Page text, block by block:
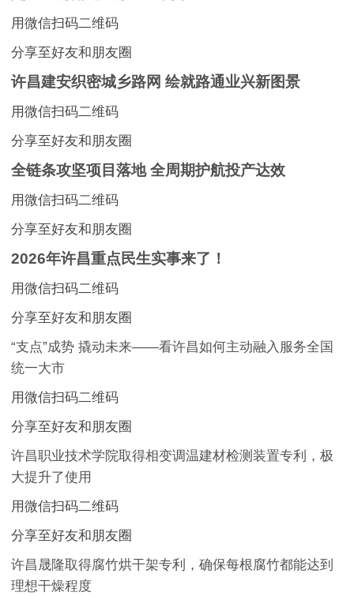
用微信扫码二维码
分享至好友和朋友圈
许昌建安织密城乡路网 绘就路通业兴新图景
用微信扫码二维码
分享至好友和朋友圈
全链条攻坚项目落地 全周期护航投产达效
用微信扫码二维码
分享至好友和朋友圈
2026年许昌重点民生实事来了！
用微信扫码二维码
分享至好友和朋友圈
“支点”成势 撬动未来——看许昌如何主动融入服务全国
统一大市
用微信扫码二维码
分享至好友和朋友圈
许昌职业技术学院取得相变调温建材检测装置专利，极
大提升了使用
用微信扫码二维码
分享至好友和朋友圈
许昌晟隆取得腐竹烘干架专利，确保每根腐竹都能达到
理想干燥程度